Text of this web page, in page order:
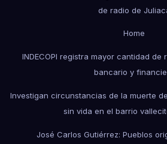
de radio de
Home
INDECOPI registra mayor cantidad
bancario y
Investigan circunstancias de la muerte
sin vida en el barrio
José Carlos Gutiérrez: Pueblos